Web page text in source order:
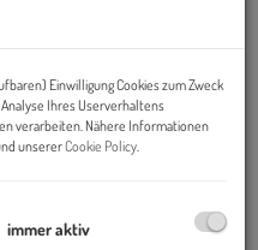
Einwilligung Cookies zum Zweck
Ihres Userverhaltens
verarbeiten. Nähere Informationen
unsererCookie Policy
immer aktiv